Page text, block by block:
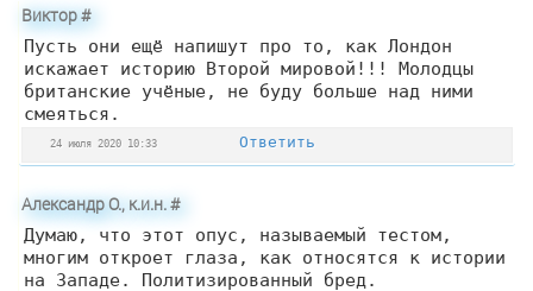
Виктор#
Пусть они ещё напишут про то, как Лондон
искажает историю Второй мировой!!! Молодцы
британские учёные, не буду больше над ними
смеяться.
24 июля 2020 10:33 Ответить
Александр О., к.и.н.#
Думаю, что этот опус, называемый тестом,
многим откроет глаза, как относятся к истории
на Западе. Политизированный бред.